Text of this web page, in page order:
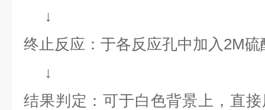
↓
终止反应：于各反应孔中加入2M硫
↓
结果判定：可于白色背景上，直